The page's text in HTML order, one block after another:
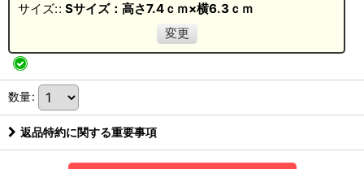
サイズ:: Sサイズ：高さ7.4ｃｍ×横6.3ｃｍ
変更
数量:
返品特約に関する重要事項